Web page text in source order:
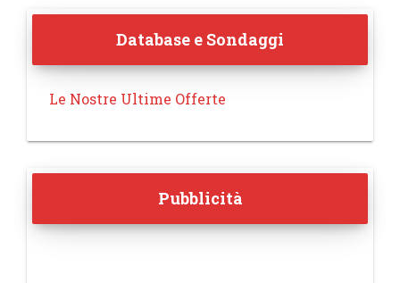
Database e Sondaggi
Le Nostre Ultime Offerte
Pubblicità